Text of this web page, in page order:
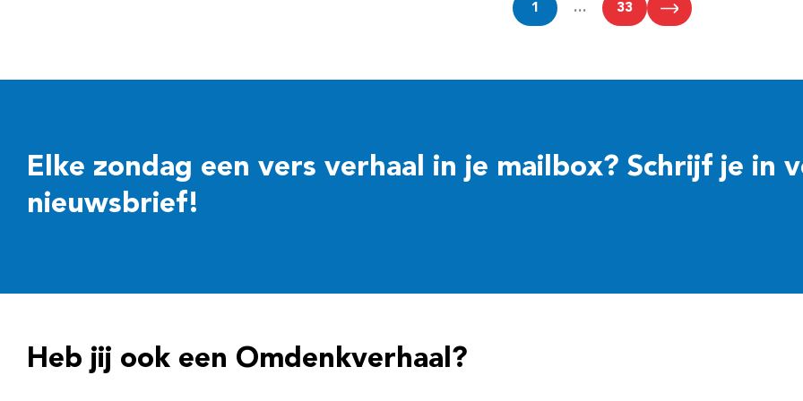
1 … 33
Elke zondag een vers verhaal in je mailbox? Schrijf je in
nieuwsbrief!
Heb jij ook een Omdenkverhaal?